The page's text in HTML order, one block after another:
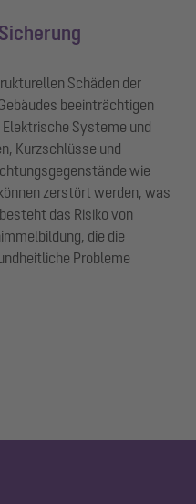
Schäden der
beeinträchtigen
Systeme und
Kurzschlüsse und
wie
zerstört werden, was
das Risiko von
die die
Probleme